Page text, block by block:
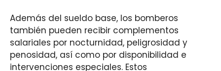
Además del sueldo base, los bomberos
también pueden recibir complementos
salariales por nocturnidad, peligrosidad y
penosidad, así como por disponibilidad e
intervenciones especiales. Estos